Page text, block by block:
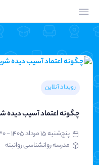
رویداد آنلاین
چگونه اعتماد آسیب دیده
پنج‌شنبه ۱۵ مرداد ۱۴۰۵ - ۱۴:۳۰
مدرسه روانشناسی روانبنه